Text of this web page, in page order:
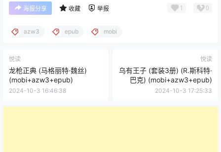
海报分享 收藏 举报 1 0
azw3 epub mobi
悦读
龙枪正典 (马格丽特·魏丝)
(mobi+azw3+epub)
2024-10-3 16:46:38
悦读
乌有王子 (套装3册) (R.斯科特·
巴克) (mobi+azw3+epub)
2024-10-3 17:25:33